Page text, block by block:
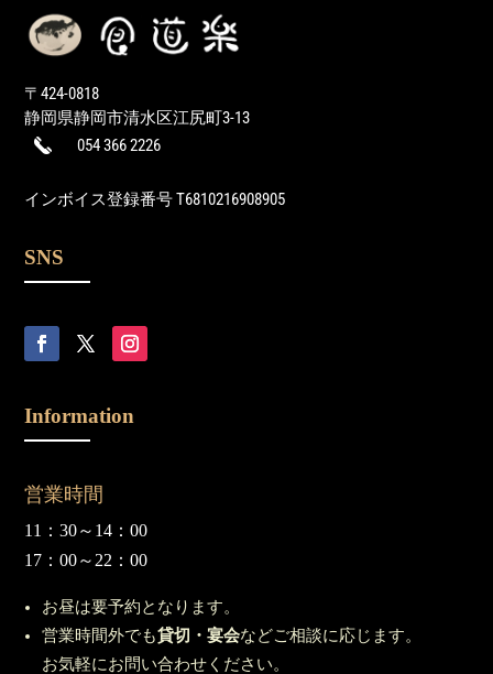
〒424-0818
静岡県静岡市清水区江尻町3-13
054 366 2226
インボイス登録番号 T6810216908905
SNS
Information
営業時間
11：30～14：00
17：00～22：00
お昼は要予約となります。
営業時間外でも貸切・宴会などご相談に応じます。
お気軽にお問い合わせください。